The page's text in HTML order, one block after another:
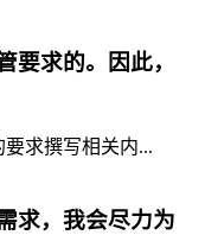
求的。因此，
求撰写相关内...
求，我会尽力为